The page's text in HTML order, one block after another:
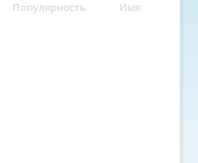
Популярность Имя